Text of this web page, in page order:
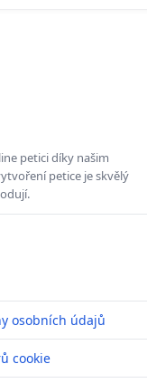
petici díky našim
petice je skvělý
osobních údajů
cookie